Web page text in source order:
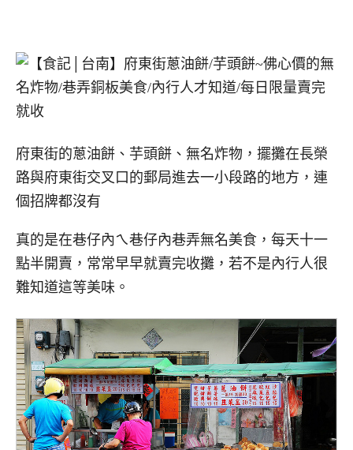
府東街的蔥油餅、芋頭餅、無名炸物，擺攤在長榮
路與府東街交叉口的郵局進去一小段路的地方，連
個招牌都沒有
真的是在巷仔內ㄟ巷仔內巷弄無名美食，每天十一
點半開賣，常常早早就賣完收攤，若不是內行人很
難知道這等美味。